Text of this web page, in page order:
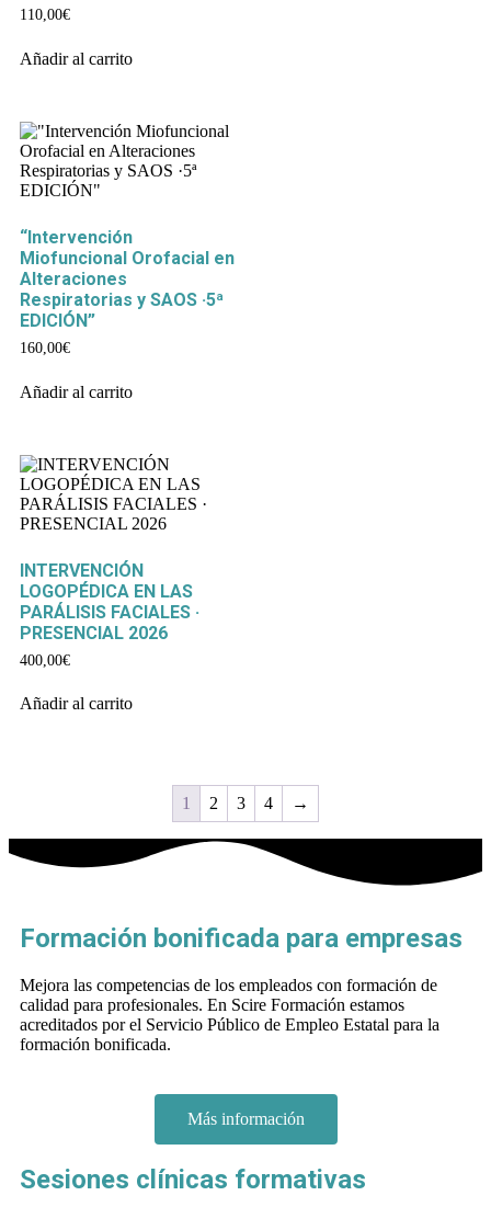
110,00€
Añadir al carrito
“Intervención
Miofuncional Orofacial en
Alteraciones
Respiratorias y SAOS ·5ª
EDICIÓN”
160,00€
Añadir al carrito
INTERVENCIÓN
LOGOPÉDICA EN LAS
PARÁLISIS FACIALES ·
PRESENCIAL 2026
400,00€
Añadir al carrito
1 2 3 4 →
Formación bonificada para empresas
Mejora las competencias de los empleados con formación de
calidad para profesionales. En Scire Formación estamos
acreditados por el Servicio Público de Empleo Estatal para la
formación bonificada.
Más información
Sesiones clínicas formativas